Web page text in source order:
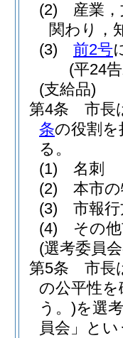
(2)
産業
関わり，
(3)
前2号
(平24
(支給品)
第4条
市長
条の役割
る。
(1)
名刺
(2)
本市
(3)
市報
(4)
その
(選考委員
第5条
市長
の公平性
う。)を選
員会」と